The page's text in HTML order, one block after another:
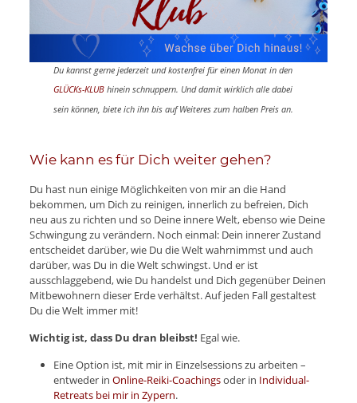
Du kannst gerne jederzeit und kostenfrei für einen Monat in den
GLÜCKs-KLUBhinein schnuppern. Und damit wirklich alle dabei
sein können, biete ich ihn bis auf Weiteres zum halben Preis an.
Wie kann es für Dich weiter gehen?
Du hast nun einige Möglichkeiten von mir an die Hand
bekommen, um Dich zu reinigen, innerlich zu befreien, Dich
neu aus zu richten und so Deine innere Welt, ebenso wie Deine
Schwingung zu verändern. Noch einmal: Dein innerer Zustand
entscheidet darüber, wie Du die Welt wahrnimmst und auch
darüber, was Du in die Welt schwingst. Und er ist
ausschlaggebend, wie Du handelst und Dich gegenüber Deinen
Mitbewohnern dieser Erde verhältst. Auf jeden Fall gestaltest
Du die Welt immer mit!
Wichtig ist, dass Du dran bleibst! Egal wie.
Eine Option ist, mit mir in Einzelsessions zu arbeiten –
entweder in Online-Reiki-Coachingsoder in Individual-
Retreats bei mir in Zypern.